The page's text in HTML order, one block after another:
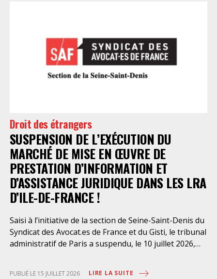
en évidence des violations graves des droits les plus
élémentaires. Saisi par le SAF Paris et la LDH, avec
l’intervention volontaire de l’association Avocats
Droits et Psychiatrie, le tribunal administratif de Paris
Paris en avait interjeté appel. Par ordonnance du 4
août dernier, le Conseil d’Etat a aboli les privilèges
dont l’infirmerie psychiatrique de la préfecture de
police a depuis trop longtemps
Droit des étrangers
SUSPENSION DE L’EXÉCUTION DU
MARCHÉ DE MISE EN ŒUVRE DE
PRESTATION D’INFORMATION ET
D’ASSISTANCE JURIDIQUE DANS LES LRA
D’ILE-DE-FRANCE !
Saisi à l’initiative de la section de Seine-Saint-Denis du
Syndicat des Avocat.es de France et du Gisti, le tribunal
administratif de Paris a suspendu, le 10 juillet 2026,
œuvre de prestations d’information et d’assistance
PUBLIÉ LE 15 JUILLET 2026 LIRE LA SUITE